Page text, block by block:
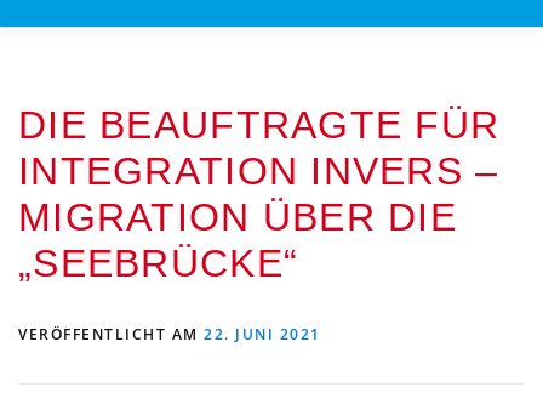
EU- KOMMUNALWAHL 2024 STANDPUNKTE
ARCHIV TERMINE MITMACHEN!
LANDTAGSWAHL 2021 KONTAKT
DIE BEAUFTRAGTE FÜR
INTEGRATION INVERS –
MIGRATION ÜBER DIE
„SEEBRÜCKE“
VERÖFFENTLICHT AM 22. JUNI 2021